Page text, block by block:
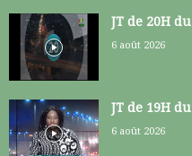
JT de 20H
6 août 2026
JT de 19H
6 août 2026